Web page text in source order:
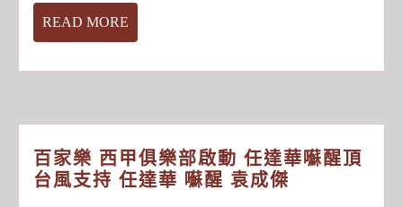
影
向
尋
求
READ MORE
MORE
百家樂 西甲俱樂部啟動 任達華囌醒頂
台風支持 任達華 囌醒 袁成傑